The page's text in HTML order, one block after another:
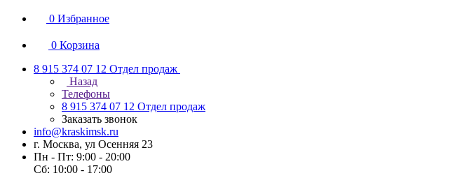
0 Избранное
0 Корзина
8 915 374 07 12 Отдел продаж
Назад
Телефоны
8 915 374 07 12 Отдел продаж
Заказать звонок
info@kraskimsk.ru
г. Москва, ул Осенняя 23
Пн - Пт: 9:00 - 20:00
Сб: 10:00 - 17:00